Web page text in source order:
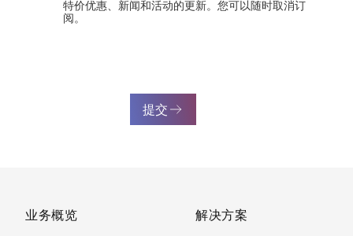
特价优惠、新闻和活动的更新。您可以随时取消订
阅。
提交
业务概览
解决方案